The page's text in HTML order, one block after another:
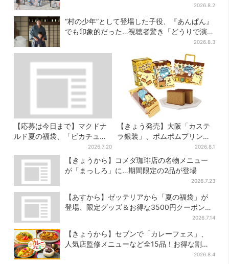
2026.8.2
“村の少年”として登場した子役、『あんぱん』
でも印象的だった…視聴者驚き「どうりで演技
2026.8.3
【応募は今日まで】マクドナ
ルド夏の福袋、「ピカチュウ
のポテトタイマー」などグッ
ズ3品＆商品券付きで3900円
2026.7.20
【きょう発売】大阪「カステ
ラ銀装」、ポムポムプリンと
初コラボ 紙袋まで限定デザ
インに
2026.8.1
【きょうから】コメダ珈琲店の名物メニュー
が「まっしろ」に…期間限定の2品が登場
2026.7.23
【あすから】ゼッテリアから「夏の福袋」が
登場、限定グッズ＆お得な3500円クーポン付
2026.7.14
【きょうから】セブンで「カレーフェス」、
人気店監修メニューなど全15品！お得な割引
2026.8.4